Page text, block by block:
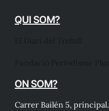
QUI SOM?
ON SOM?
Carrer Bailén 5, principal.